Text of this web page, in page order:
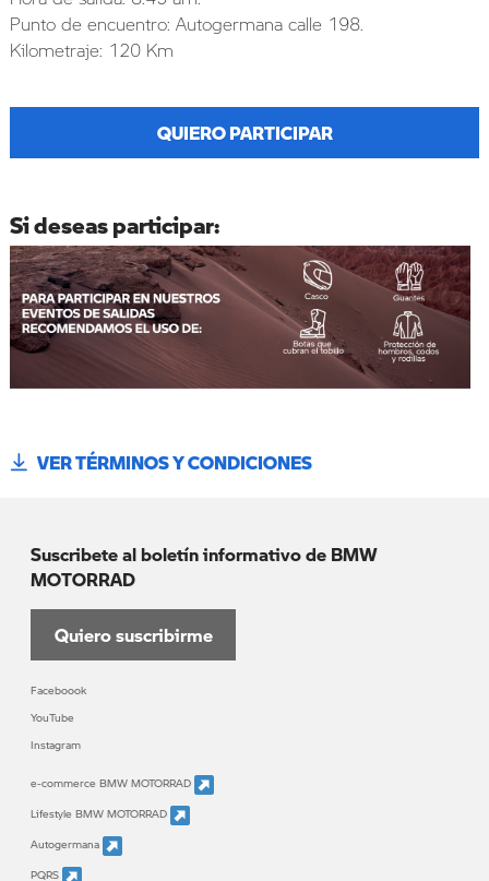
Punto de encuentro: Autogermana calle 198.
Kilometraje: 120 Km
QUIERO PARTICIPAR
Si deseas participar:
VER TÉRMINOS Y CONDICIONES
Suscribete al boletín informativo de BMW
MOTORRAD
Quiero suscribirme
Faceboook
YouTube
Instagram
e-commerce BMW MOTORRAD
Lifestyle BMW MOTORRAD
Autogermana
PQRS